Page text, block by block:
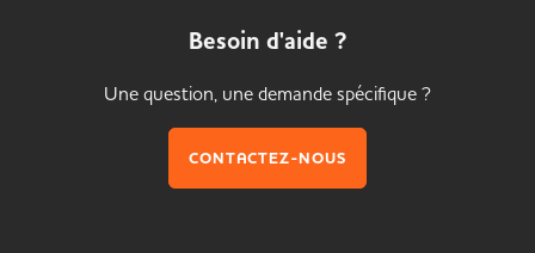
Besoin d'aide ?
Une question, une demande spécifique ?
CONTACTEZ-NOUS